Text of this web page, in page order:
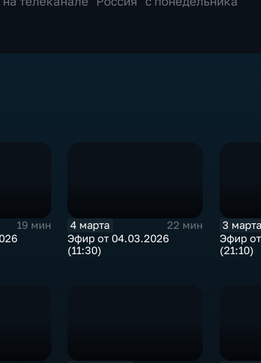
19 мин
4 марта
22 мин
Эфир от 04.03.2026
(11:30)
3 марта
Эфир
(21:10)